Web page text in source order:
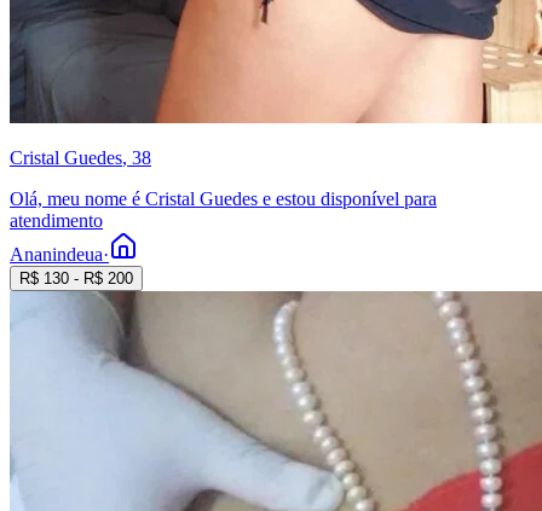
Cristal Guedes, 38
Olá, meu nome é Cristal Guedes e estou disponível para
atendimento
Ananindeua·
R$ 130 - R$ 200